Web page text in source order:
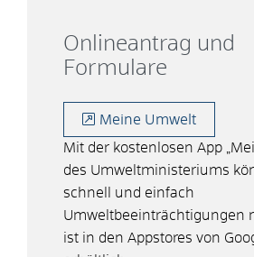
Onlineantrag und
Formulare
Meine Umwelt
Mit der kostenlosen App
des Umweltministeriums
schnell und einfach
Umweltbeeinträchtigungen
ist in den Appstores von